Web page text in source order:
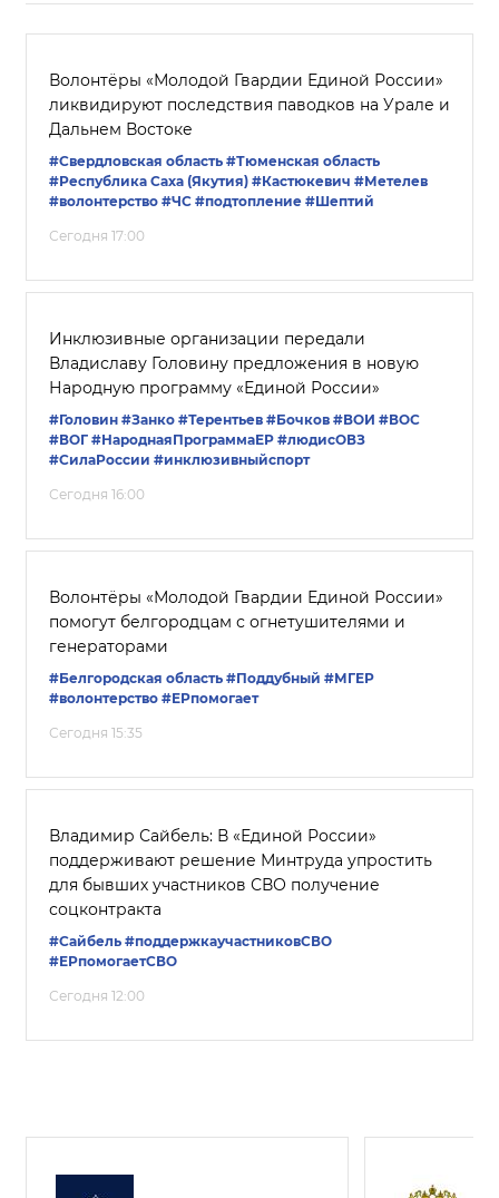
Волонтёры «Молодой Гвардии Единой России»
ликвидируют последствия паводков на Урале и
Дальнем Востоке
#Свердловская область #Тюменская область
#Республика Саха (Якутия) #Кастюкевич #Метелев
#волонтерство #ЧС #подтопление #Шептий
Сегодня 17:00
Инклюзивные организации передали
Владиславу Головину предложения в новую
Народную программу «Единой России»
#Головин #Занко #Терентьев #Бочков #ВОИ #ВОС
#ВОГ #НароднаяПрограммаЕР #людисОВЗ
#СилаРоссии #инклюзивныйспорт
Сегодня 16:00
Волонтёры «Молодой Гвардии Единой России»
помогут белгородцам с огнетушителями и
генераторами
#Белгородская область #Поддубный #‎МГЕР‬
#волонтерство #ЕРпомогает
Сегодня 15:35
Владимир Сайбель: В «Единой России»
поддерживают решение Минтруда упростить
для бывших участников СВО получение
соцконтракта
#Сайбель #поддержкаучастниковСВО
#ЕРпомогаетСВО
Сегодня 12:00